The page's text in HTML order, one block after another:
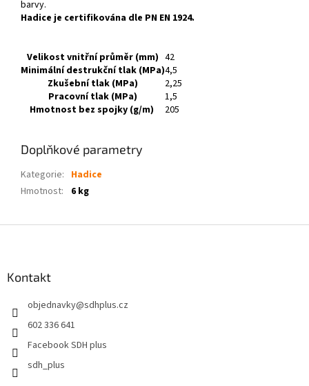
barvy.
Hadice je certifikována dle PN EN 1924.
Velikost vnitřní průměr (mm) 42
Minimální destrukční tlak (MPa)4,5
Zkušební tlak (MPa)
2,25
Pracovní tlak (MPa)
1,5
Hmotnost bez spojky (g/m)
205
Doplňkové parametry
Kategorie: Hadice
Hmotnost: 6 kg
Kontakt
objednavky@sdhplus.cz
602 336 641
Facebook SDH plus
sdh_plus